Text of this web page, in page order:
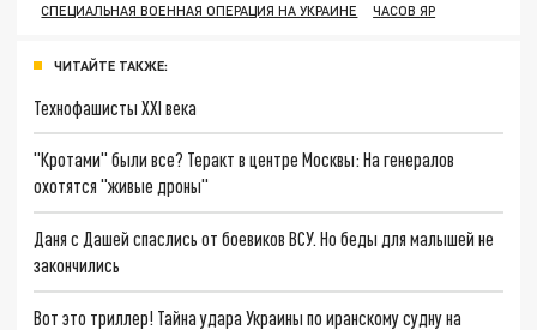
СПЕЦИАЛЬНАЯ ВОЕННАЯ ОПЕРАЦИЯ НА УКРАИНЕ
ЧАСОВ ЯР
ЧИТАЙТЕ ТАКЖЕ:
Технофашисты XXI века
"Кротами" были все? Теракт в центре Москвы: На генералов
охотятся "живые дроны"
Даня с Дашей спаслись от боевиков ВСУ. Но беды для малышей не
закончились
Вот это триллер! Тайна удара Украины по иранскому судну на